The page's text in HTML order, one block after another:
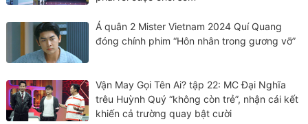
Á quân 2 Mister Vietnam 2024 Quí Quang
đóng chính phim “Hôn nhân trong gương vỡ”
Vận May Gọi Tên Ai? tập 22: MC Đại Nghĩa
trêu Huỳnh Quý “không còn trẻ”, nhận cái kết
khiến cả trường quay bật cười